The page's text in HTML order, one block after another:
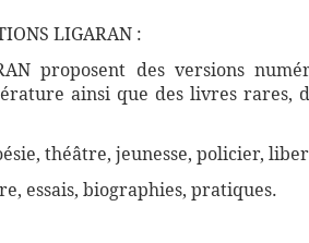
LIGARAN :
proposent des versions
ainsi que des livres rares,
théâtre, jeunesse, policier,
essais, biographies, pratiques.